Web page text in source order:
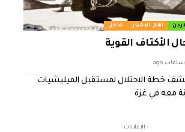
اهم الاخبار عاجل
الأكتاف القوية
خطة الاحتلال لمستقبل الميليشيات
معه في غزة
- الإعلانات -